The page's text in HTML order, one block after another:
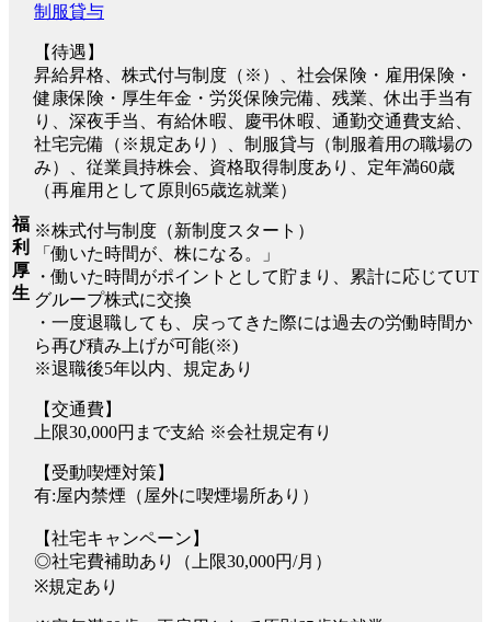
福
利
厚
生
制服貸与
【待遇】
昇給昇格、株式付与制度（※）、社会保険・雇用保険・
健康保険・厚生年金・労災保険完備、残業、休出手当有
り、深夜手当、有給休暇、慶弔休暇、通勤交通費支給、
社宅完備（※規定あり）、制服貸与（制服着用の職場の
み）、従業員持株会、資格取得制度あり、定年満60歳
（再雇用として原則65歳迄就業）
※株式付与制度（新制度スタート）
「働いた時間が、株になる。」
・働いた時間がポイントとして貯まり、累計に応じてUT
グループ株式に交換
・一度退職しても、戻ってきた際には過去の労働時間か
ら再び積み上げが可能(※)
※退職後5年以内、規定あり
【交通費】
上限30,000円まで支給 ※会社規定有り
【受動喫煙対策】
有:屋内禁煙（屋外に喫煙場所あり）
【社宅キャンペーン】
◎社宅費補助あり（上限30,000円/月）
※規定あり